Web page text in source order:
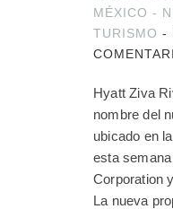
MÉXICO -
TURISMO -
Hyatt Ziva
nombre del
ubicado en
esta
Corporation
La nueva